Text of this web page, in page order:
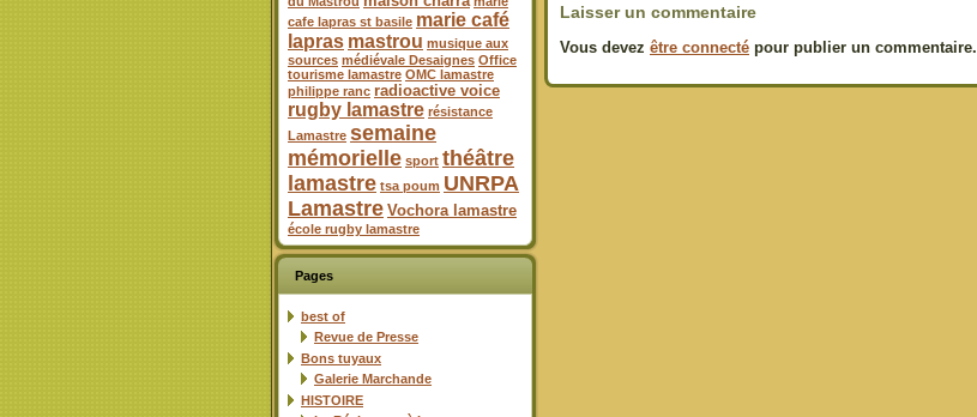
cafe lapras st basile marie café
lapras mastrou musique aux
sources médiévale Desaignes Office
tourisme lamastre OMC lamastre
philippe ranc radioactive voice
rugby lamastre résistance
Lamastre semaine
mémorielle sport théâtre
lamastre tsa poum UNRPA
Lamastre Vochora lamastre
école rugby lamastre
Pages
best of
Revue de Presse
Bons tuyaux
Galerie Marchande
HISTOIRE
Laisser un commentaire
Vous devez être connecté pour publier un commentaire.